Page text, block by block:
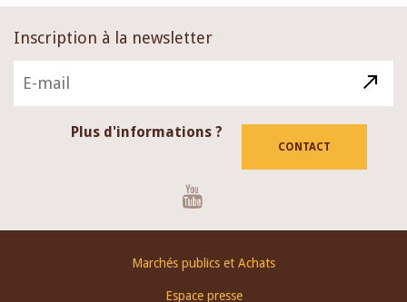
Inscription à la newsletter
Plus d'informations ?
CONTACT
Marchés publics et Achats
Espace presse